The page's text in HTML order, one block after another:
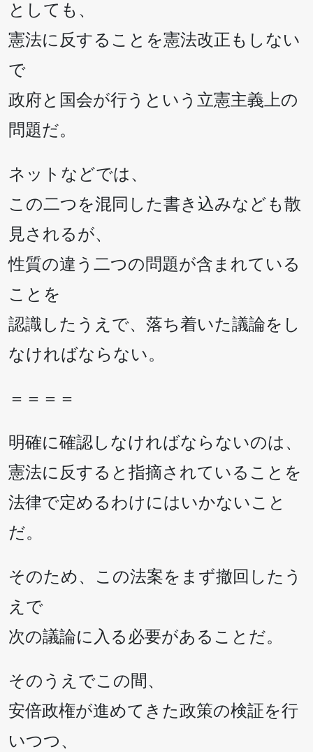
としても、
憲法に反することを憲法改正もしない
で
政府と国会が行うという立憲主義上の
問題だ。
ネットなどでは、
この二つを混同した書き込みなども散
見されるが、
性質の違う二つの問題が含まれている
ことを
認識したうえで、落ち着いた議論をし
なければならない。
＝＝＝＝
明確に確認しなければならないのは、
憲法に反すると指摘されていることを
法律で定めるわけにはいかないこと
だ。
そのため、この法案をまず撤回したう
えで
次の議論に入る必要があることだ。
そのうえでこの間、
安倍政権が進めてきた政策の検証を行
いつつ、